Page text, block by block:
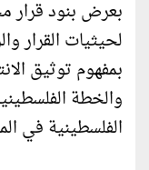
لحيثيات القرار
بمفهوم توثيق
والخطة
الفلسطينية في